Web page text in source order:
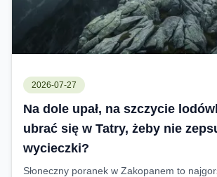
2026-07-27
Na dole upał, na szczycie
ubrać się w Tatry, żeby nie
wycieczki?
Słoneczny poranek w Zakopanem to